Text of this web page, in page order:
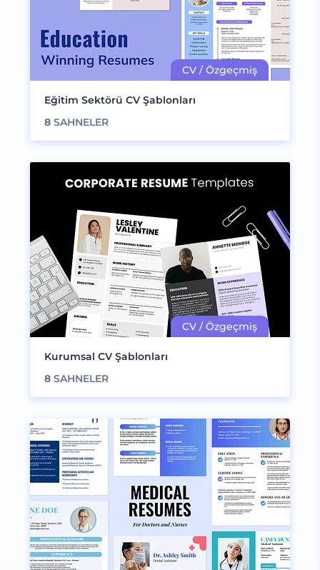
Eğitim Sektörü CV Şablonları
8 SAHNELER
Kurumsal CV Şablonları
8 SAHNELER